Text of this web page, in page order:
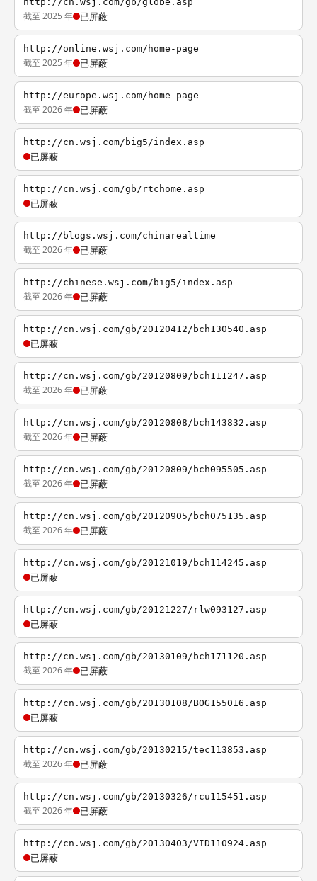
截至 2025 年 已屏蔽
http://online.wsj.com/home-page
截至 2025 年 已屏蔽
http://europe.wsj.com/home-page
截至 2026 年 已屏蔽
http://cn.wsj.com/big5/index.asp
已屏蔽
http://cn.wsj.com/gb/rtchome.asp
已屏蔽
http://blogs.wsj.com/chinarealtime
截至 2026 年 已屏蔽
http://chinese.wsj.com/big5/index.asp
截至 2026 年 已屏蔽
http://cn.wsj.com/gb/20120412/bch130540.asp
已屏蔽
http://cn.wsj.com/gb/20120809/bch111247.asp
截至 2026 年 已屏蔽
http://cn.wsj.com/gb/20120808/bch143832.asp
截至 2026 年 已屏蔽
http://cn.wsj.com/gb/20120809/bch095505.asp
截至 2026 年 已屏蔽
http://cn.wsj.com/gb/20120905/bch075135.asp
截至 2026 年 已屏蔽
http://cn.wsj.com/gb/20121019/bch114245.asp
已屏蔽
http://cn.wsj.com/gb/20121227/rlw093127.asp
已屏蔽
http://cn.wsj.com/gb/20130109/bch171120.asp
截至 2026 年 已屏蔽
http://cn.wsj.com/gb/20130108/BOG155016.asp
已屏蔽
http://cn.wsj.com/gb/20130215/tec113853.asp
截至 2026 年 已屏蔽
http://cn.wsj.com/gb/20130326/rcu115451.asp
截至 2026 年 已屏蔽
http://cn.wsj.com/gb/20130403/VID110924.asp
已屏蔽